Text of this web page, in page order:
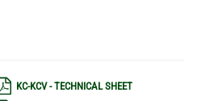
KC-KCV - TECHNICAL SHEET